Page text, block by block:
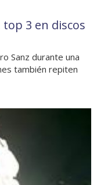
3 en discos
Sanz durante una
también repiten